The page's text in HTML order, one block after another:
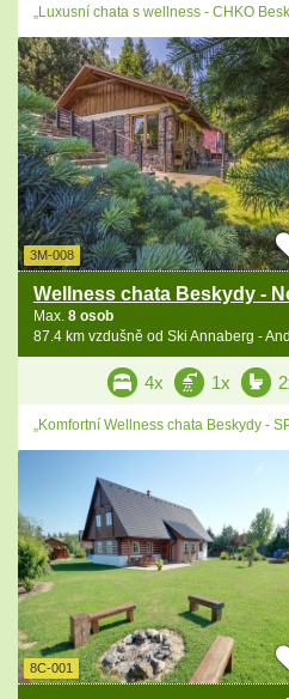
„Luxusní chata s wellness - CHKO
3M-008
Wellness chata Beskydy -
Max. 8 osob
87.4 km vzdušně od Ski Annaberg -
4x 1x
„Komfortní Wellness chata Beskydy -
8C-001